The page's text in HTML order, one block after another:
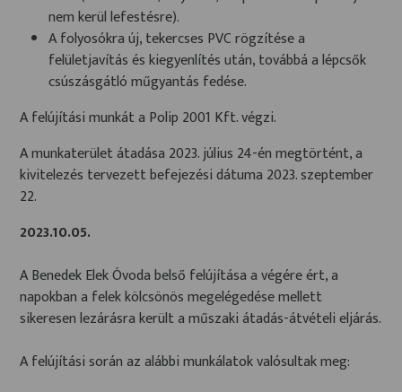
nem kerül lefestésre).
A folyosókra új, tekercses PVC rögzítése a
felületjavítás és kiegyenlítés után, továbbá a lépcsők
csúszásgátló műgyantás fedése.
A felújítási munkát a Polip 2001 Kft. végzi.
A munkaterület átadása 2023. július 24-én megtörtént, a
kivitelezés tervezett befejezési dátuma 2023. szeptember
22.
2023.10.05.
A Benedek Elek Óvoda belső felújítása a végére ért, a
napokban a felek kölcsönös megelégedése mellett
sikeresen lezárásra került a műszaki átadás-átvételi eljárás.
A felújítási során az alábbi munkálatok valósultak meg: